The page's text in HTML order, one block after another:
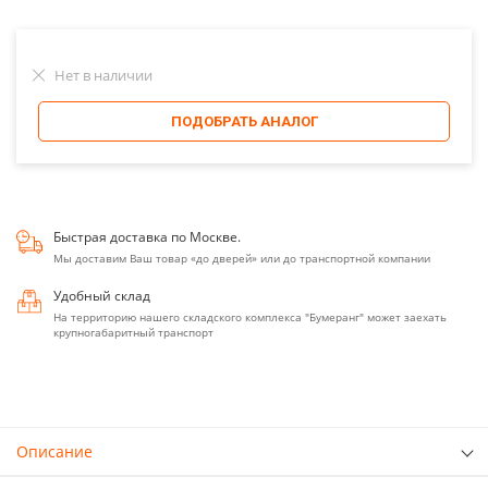
Нет в наличии
ПОДОБРАТЬ АНАЛОГ
Быстрая доставка по Москве.
Мы доставим Ваш товар «до дверей» или до транспортной компании
Удобный склад
На территорию нашего складского комплекса "Бумеранг" может заехать
крупногабаритный транспорт
Описание